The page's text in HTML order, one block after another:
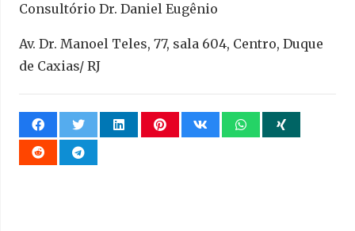
Consultório Dr. Daniel Eugênio
Av. Dr. Manoel Teles, 77, sala 604, Centro, Duque
de Caxias/ RJ